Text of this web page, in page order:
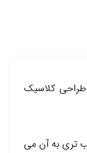
دوگانه و طراحی کلاسیک
تری به آن می